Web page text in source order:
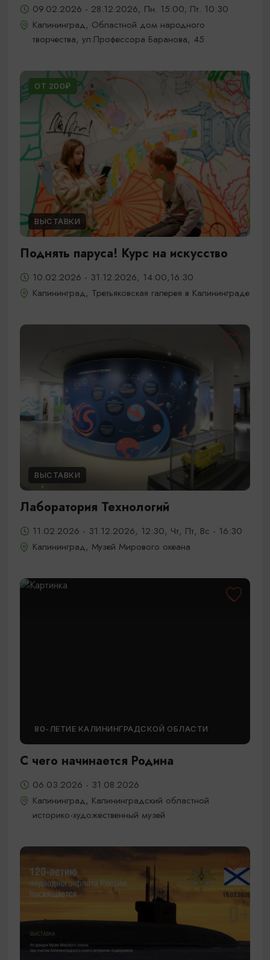
09.02.2026 - 28.12.2026, Пн. 15:00; Пт. 10:30
Калининград, Областной дом народного
творчества, ул.Профессора Баранова, 45
ОТ 200₽
ВЫСТАВКИ
Поднять паруса! Курс на искусство
10.02.2026 - 31.12.2026, 14:00,16:30
Калининград, Третьяковская галерея в Калининграде
ВЫСТАВКИ
Лаборатория Технологий
11.02.2026 - 31.12.2026, 12:30, Чт, Пт, Вс - 16:30
Калининград, Музей Мирового океана
80-ЛЕТИЕ КАЛИНИНГРАДСКОЙ ОБЛАСТИ
С чего начинается Родина
06.03.2026 - 31.08.2026
Калининград, Калининградский областной
историко-художественный музей